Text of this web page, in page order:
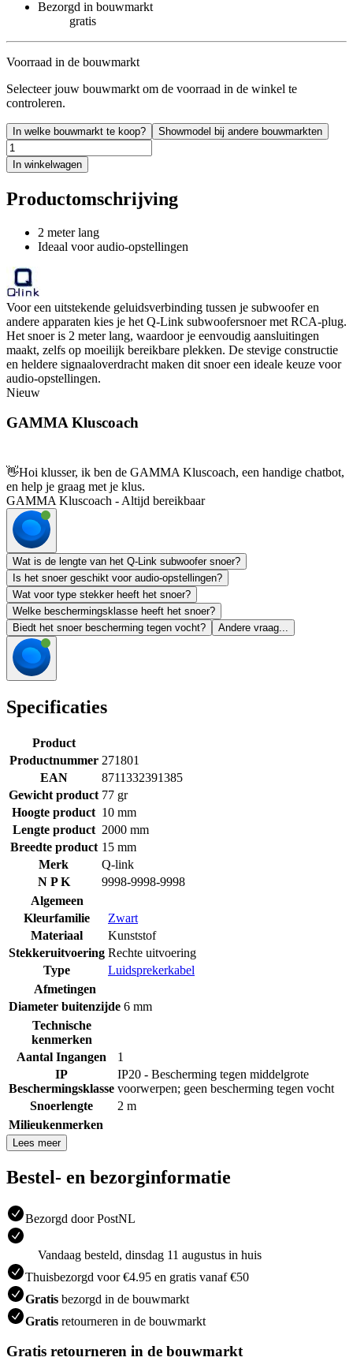
Bezorgd in bouwmarkt
gratis
Voorraad in de bouwmarkt
Selecteer jouw bouwmarkt om de voorraad in de winkel te
controleren.
In welke bouwmarkt te koop? Showmodel bij andere bouwmarkten
In winkelwagen
Productomschrijving
2 meter lang
Ideaal voor audio-opstellingen
Voor een uitstekende geluidsverbinding tussen je subwoofer en
andere apparaten kies je het Q-Link subwoofersnoer met RCA-plug.
Het snoer is 2 meter lang, waardoor je eenvoudig aansluitingen
maakt, zelfs op moeilijk bereikbare plekken. De stevige constructie
en heldere signaaloverdracht maken dit snoer een ideale keuze voor
audio-opstellingen.
Nieuw
GAMMA Kluscoach
👋Hoi klusser, ik ben de GAMMA Kluscoach, een handige chatbot,
en help je graag met je klus.
GAMMA Kluscoach - Altijd bereikbaar
Wat is de lengte van het Q-Link subwoofer snoer?
Is het snoer geschikt voor audio-opstellingen?
Wat voor type stekker heeft het snoer?
Welke beschermingsklasse heeft het snoer?
Biedt het snoer bescherming tegen vocht?
Andere vraag...
Specificaties
Product
Productnummer 271801
EAN
8711332391385
Gewicht product 77 gr
Hoogte product 10 mm
Lengte product 2000 mm
Breedte product 15 mm
Merk
Q-link
N P K
9998-9998-9998
Algemeen
Kleurfamilie
Zwart
Materiaal
Kunststof
Stekkeruitvoering Rechte uitvoering
Type
Luidsprekerkabel
Afmetingen
Diameter buitenzijde 6 mm
Technische
kenmerken
Aantal Ingangen
1
IP
Beschermingsklasse
IP20 - Bescherming tegen middelgrote
voorwerpen; geen bescherming tegen vocht
Snoerlengte
2 m
Milieukenmerken
Lees meer
Bestel- en bezorginformatie
Bezorgd door PostNL
Vandaag besteld, dinsdag 11 augustus in huis
Thuisbezorgd voor €4.95 en gratis vanaf €50
Gratis bezorgd in de bouwmarkt
Gratis retourneren in de bouwmarkt
Gratis retourneren in de bouwmarkt